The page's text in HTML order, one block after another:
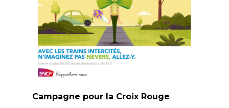
Campagne pour la Croix Rouge